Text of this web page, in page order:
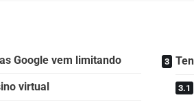
Google vem limitando
virtual